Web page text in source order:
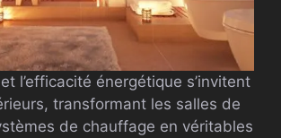
l’efficacité énergétique s’invitent
transformant les salles de
de chauffage en véritables